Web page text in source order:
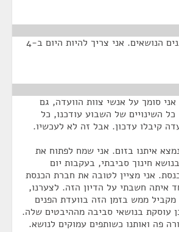
גם לא הודיעו שמשתנים הנושאים. אני צריך להיות היום ב-4
סומך על אנשי צוות הוועדה, גם
השינויים של השבוע עודכנו, כל
קיבלו עדכון. אבל זה לא לעכשיו.
איתנו בזום. אני שמח לפתוח את
חינוך סביבתי, בעקבות יום
אני מציין לטובה את חברת הכנסת
איתה חשבתי על הדיון הזה. לצערנו,
מקביל ממש בזמן הזה בוועדת הפנים
עוסקת בנושאי סביבה מההיבטים שלה.
פה ואותנו כשותפים עמוקים לנושא.